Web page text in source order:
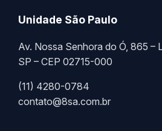
Unidade São Paulo
Av. Nossa Senhora do Ó, 865 –
SP – CEP 02715-000
(11) 4280-0784
contato@8sa.com.br